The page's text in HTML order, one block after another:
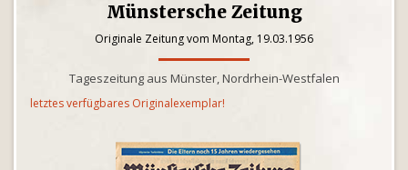
Münstersche Zeitung
Originale Zeitung vom Montag, 19.03.1956
Tageszeitung aus Münster, Nordrhein-Westfalen
letztes verfügbares Originalexemplar!